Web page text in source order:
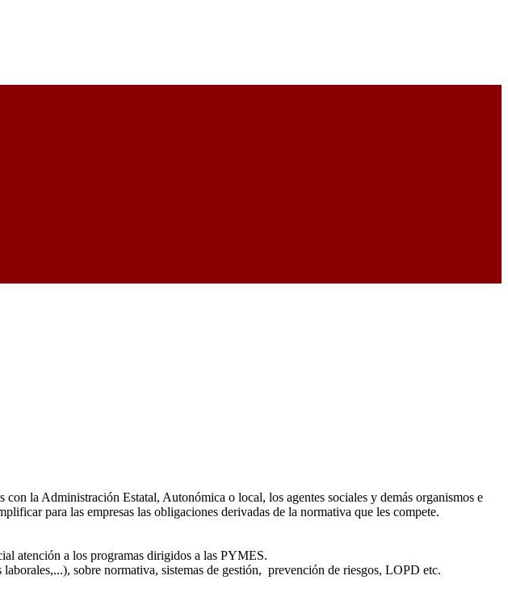
la Administración Estatal, Autonómica o local, los agentes sociales y demás organismos e
para las empresas las obligaciones derivadas de la normativa que les compete.
atención a los programas dirigidos a las PYMES.
sobre normativa, sistemas de gestión, prevención de riesgos, LOPD etc.